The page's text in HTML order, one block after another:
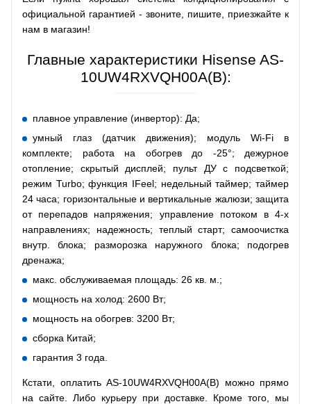
официальной гарантией - звоните, пишите, приезжайте к
нам в магазин!
Главные характеристики Hisense AS-
10UW4RXVQH00A(B):
плавное управление (инвертор): Да;
умный глаз (датчик движения); модуль Wi-Fi в
комплекте; работа на обогрев до -25°; дежурное
отопление; скрытый дисплей; пульт ДУ с подсветкой;
режим Turbo; функция IFeel; недельный таймер; таймер
24 часа; горизонтальные и вертикальные жалюзи; защита
от перепадов напряжения; управление потоком в 4-х
направлениях; надежность; теплый старт; самоочистка
внутр. блока; разморозка наружного блока; подогрев
дренажа;
макс. обслуживаемая площадь: 26 кв. м.;
мощность на холод: 2600 Вт;
мощность на обогрев: 3200 Вт;
сборка Китай;
гарантия 3 года.
Кстати, оплатить AS-10UW4RXVQH00A(B) можно прямо
на сайте. Либо курьеру при доставке. Кроме того, мы